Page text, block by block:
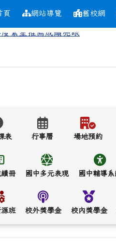
寧高中
頁 網站導覽 舊校網
表 行事曆 場地預約
績冊 國中多元表現 國中輔導系
源班 校外獎學金 校內獎學金